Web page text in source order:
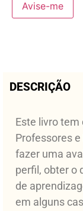
Avise-me
DESCRIÇÃO
Este livro tem
Professores
fazer uma
perfil, obter o
de
em alguns